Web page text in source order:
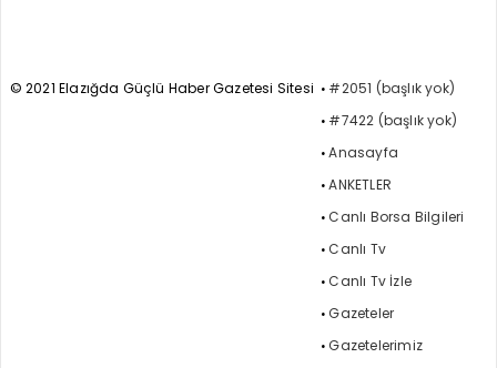
© 2021 Elazığda Güçlü Haber Gazetesi Sitesi
#2051 (başlık yok)
#7422 (başlık yok)
Anasayfa
ANKETLER
Canlı Borsa Bilgileri
Canlı Tv
Canlı Tv İzle
Gazeteler
Gazetelerimiz